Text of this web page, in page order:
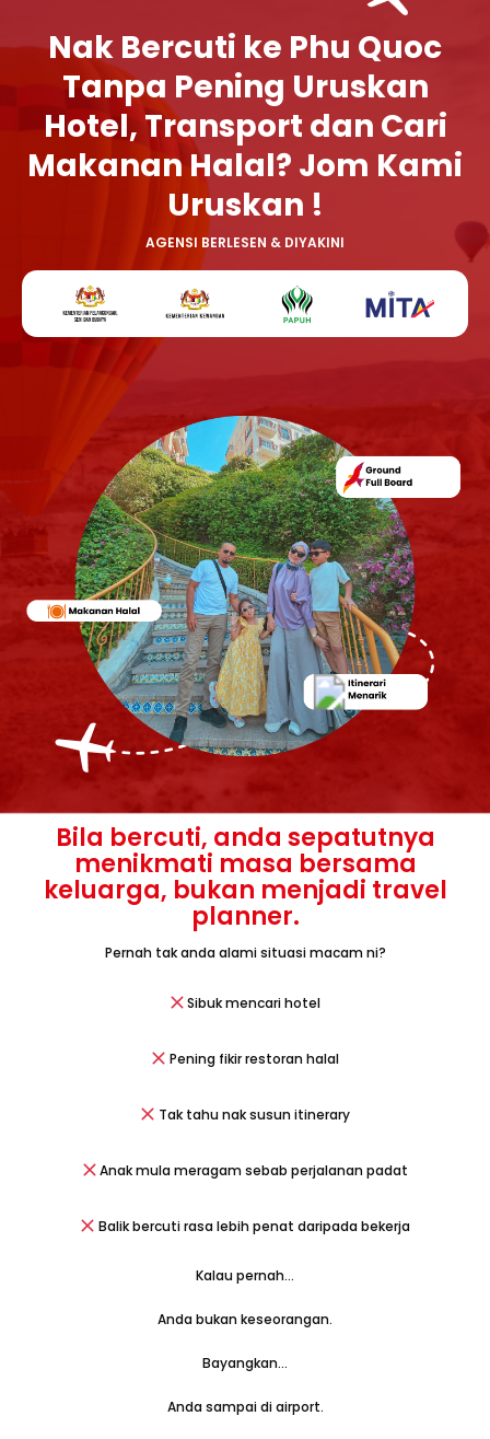
Nak Bercuti ke Phu Quoc
Tanpa Pening Uruskan
Hotel, Transport dan Cari
Makanan Halal? Jom Kami
Uruskan !
AGENSI BERLESEN & DIYAKINI
Bila bercuti, anda sepatutnya
menikmati masa bersama
keluarga, bukan menjadi travel
planner.
Pernah tak anda alami situasi macam ni?
Sibuk mencari hotel
Pening fikir restoran halal
Tak tahu nak susun itinerary
Anak mula meragam sebab perjalanan padat
Balik bercuti rasa lebih penat daripada bekerja
Kalau pernah…
Anda bukan keseorangan.
Bayangkan…
Anda sampai di airport.